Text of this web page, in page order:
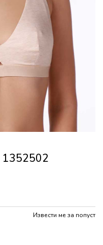
Извести ме за попуст